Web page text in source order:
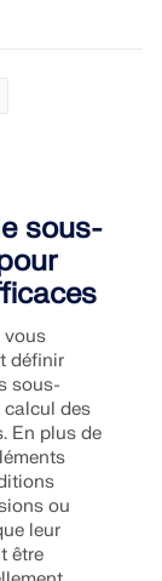
sous-
vous
définir
sous-
calcul des
En plus de
ou
leur
être